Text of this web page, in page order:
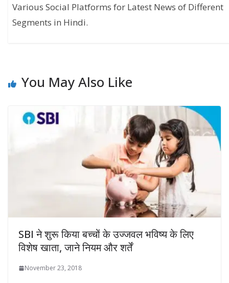
Various Social Platforms for Latest News of Different
Segments in Hindi.
You May Also Like
SBI ने शुरू किया बच्चों के उज्जवल भविष्य के लिए
विशेष खाता, जाने नियम और शर्तें
November 23, 2018